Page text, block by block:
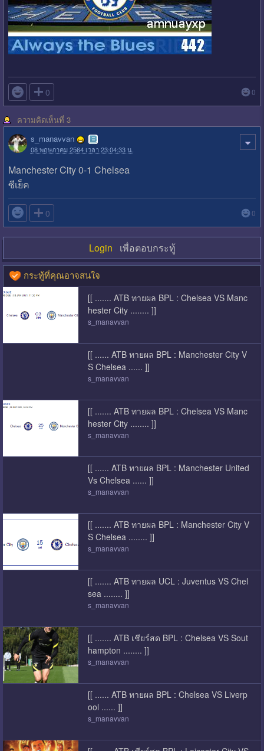
 0 0
ความคิดเห็นที่ 3
s_manavvan
08 พฤษภาคม 2564 เวลา 23:04:33 น.
Manchester City 0-1 Chelsea
ซีเย็ค
 0 0
Login เพื่อตอบกระทู้
กระทู้ที่คุณอาจสนใจ
[[ ....... ATB ทายผล BPL : Chelsea VS Manc
hester City ........ ]]
s_manavvan
[[ ...... ATB ทายผล BPL : Manchester City V
S Chelsea ...... ]]
s_manavvan
[[ ....... ATB ทายผล BPL : Chelsea VS Manc
hester City ........ ]]
s_manavvan
[[ ...... ATB ทายผล BPL : Manchester United
Vs Chelsea ...... ]]
s_manavvan
[[ ....... ATB ทายผล BPL : Manchester City V
S Chelsea ........ ]]
s_manavvan
[[ ....... ATB ทายผล UCL : Juventus VS Chel
sea ........ ]]
s_manavvan
[[ ....... ATB เชียร์สด BPL : Chelsea VS Sout
hampton ........ ]]
s_manavvan
[[ ...... ATB ทายผล BPL : Chelsea VS Liverp
ool ...... ]]
s_manavvan